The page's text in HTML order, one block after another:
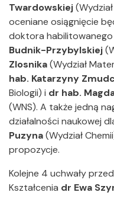
Twardowskiej
oceniane osiągnięcie
doktora
Budnik-Przybylskiej
Zlosnika(Wydział
hab. Katarzyny
Biologii) i dr hab.
(WNS). A także jedną
działalności naukowej
Puzyna(Wydział
propozycje.
Kolejne 4 uchwały
Kształcenia dr Ewa